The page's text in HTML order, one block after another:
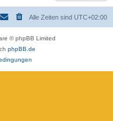
Alle Zeiten sind UTC+02:00
© phpBB Limited
phpBB.de